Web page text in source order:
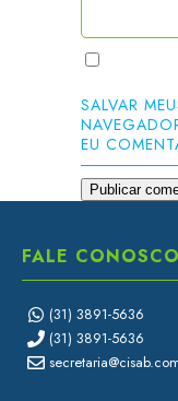
SALVAR
EU
FALE CONOSCO
(31) 3891-5636
(31) 3891-5636